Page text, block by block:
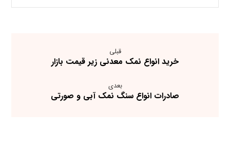
قبلی
خرید انواع نمک معدنی زیر قیمت بازار
بعدی
صادرات انواع سنگ نمک آبی و صورتی